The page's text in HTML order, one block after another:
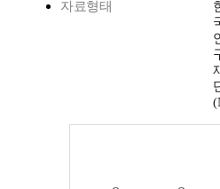
자료형태